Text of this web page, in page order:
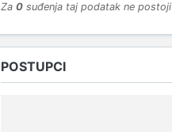
Za 0 suđenja taj podatak ne postoji
POSTUPCI